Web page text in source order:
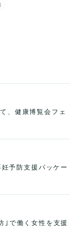
、健康博覧会フェ
予防支援パッケー
｣で働く女性を支援